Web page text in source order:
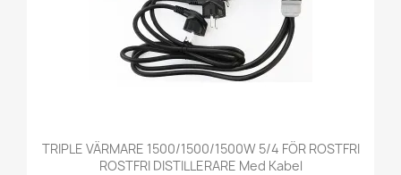
TRIPLE VÄRMARE 1500/1500/1500W 5/4 FÖR ROSTFRI
ROSTFRI DISTILLERARE Med Kabel